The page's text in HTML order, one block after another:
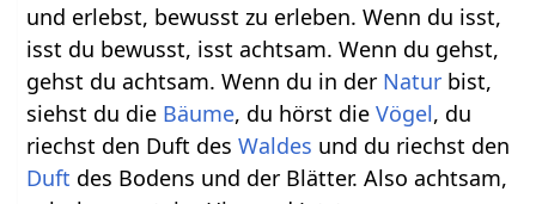
und erlebst, bewusst zu erleben. Wenn du isst,
isst du bewusst, isst achtsam. Wenn du gehst,
gehst du achtsam. Wenn du in der Natur bist,
siehst du die Bäume, du hörst dieVögel, du
riechst den Duft desWaldes und du riechst den
Duft des Bodens und der Blätter. Also achtsam,